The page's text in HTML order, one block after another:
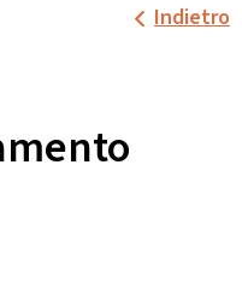
Indietro